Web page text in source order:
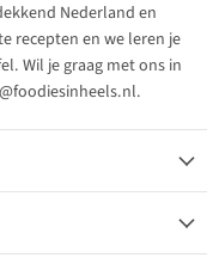
Nederland en
recepten en we leren je
Wil je graag met ons in